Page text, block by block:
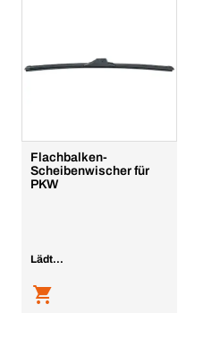
Flachbalken-
Scheibenwischer für
PKW
Lädt...